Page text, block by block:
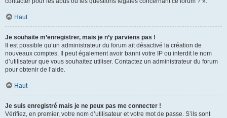
Haut
Je souhaite m’enregistrer, mais je n’y parviens pas !
Il est possible qu’un administrateur du forum ait désactivé la création de
nouveaux comptes. Il peut également avoir banni votre IP ou interdit le nom
d’utilisateur que vous souhaitez utiliser. Contactez un administrateur du forum
pour obtenir de l’aide.
Haut
Je suis enregistré mais je ne peux pas me connecter !
Vérifiez, en premier, votre nom d’utilisateur et votre mot de passe. S’ils sont